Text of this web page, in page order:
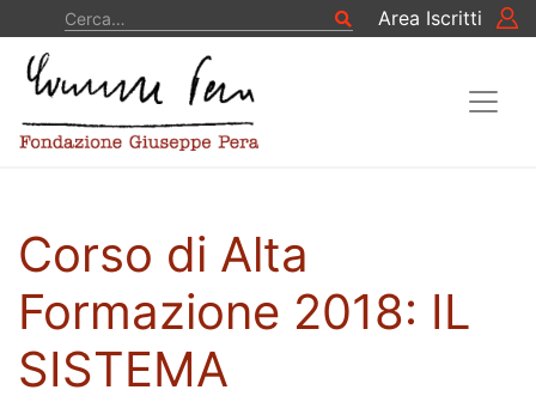
Vai al contenuto Cerca
CercaArea Iscritti
Corso di Alta
Formazione 2018: IL
SISTEMA